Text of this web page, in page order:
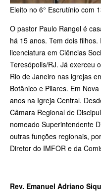
Eleito no 6° Escrutínio com
O pastor Paulo Rangel é
há 15 anos. Tem dois
licenciatura em Ciências
Teresópolis/RJ. Já exerceu
Rio de Janeiro nas igrejas
Botânico e Pilares. Em
anos na Igreja Central.
Câmara Regional de
nomeado Superintendente
outras funções regionais,
Diretor do IMFOR e da
Rev. Emanuel Adriano